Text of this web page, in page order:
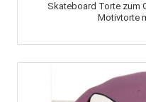
Skateboard Torte zum
Motivtorte